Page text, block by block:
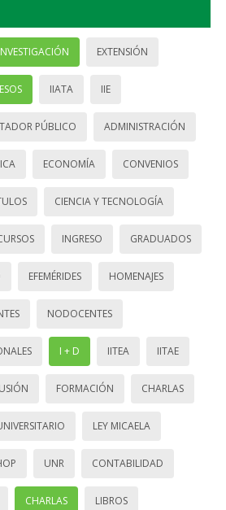
EXTENSIÓN
IIATA IIE
PÚBLICO ADMINISTRACIÓN
ECONOMÍA CONVENIOS
CIENCIA Y TECNOLOGÍA
INGRESO GRADUADOS
EFEMÉRIDES HOMENAJES
NODOCENTES
I + D IITEA IITAE
FORMACIÓN CHARLAS
LEY MICAELA
UNR CONTABILIDAD
CHARLAS LIBROS